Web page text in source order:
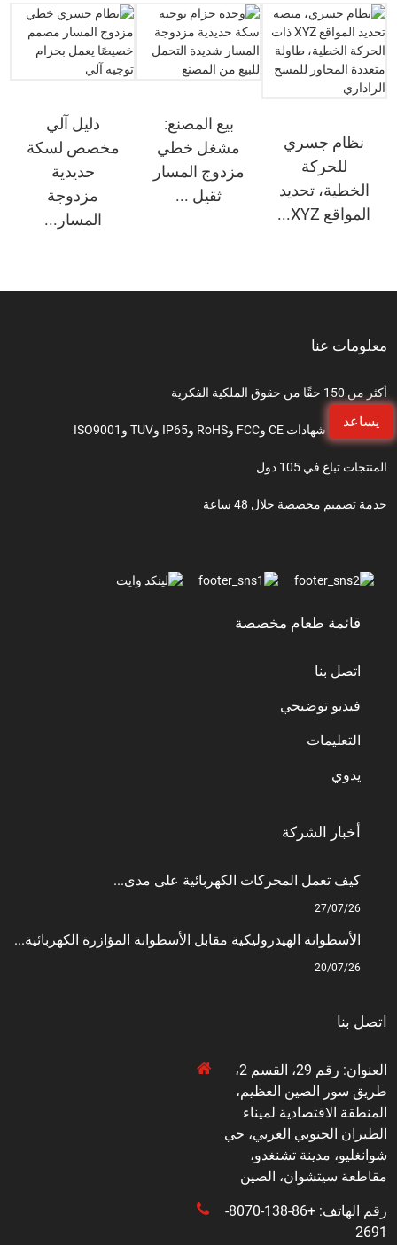
يساعد
نظام جسري
للحركة
الخطية، تحديد
المواقع XYZ...
بيع المصنع:
مشغل خطي
مزدوج المسار
ثقيل ...
دليل آلي
مخصص لسكة
حديدية
مزدوجة
المسار...
معلومات عنا
أكثر من 150 حقًا من حقوق الملكية الفكرية
حاصلة على شهادات CE وFCC وRoHS وIP65 وTUV وISO9001
المنتجات تباع في 105 دول
خدمة تصميم مخصصة خلال 48 ساعة
قائمة طعام مخصصة
اتصل بنا
فيديو توضيحي
التعليمات
يدوي
أخبار الشركة
كيف تعمل المحركات الكهربائية على مدى...
27/07/26
الأسطوانة الهيدروليكية مقابل الأسطوانة المؤازرة الكهربائية...
20/07/26
اتصل بنا
العنوان: رقم 29، القسم 2،
طريق سور الصين العظيم،
المنطقة الاقتصادية لميناء
الطيران الجنوبي الغربي، حي
شوانغليو، مدينة تشنغدو،
مقاطعة سيتشوان، الصين
رقم الهاتف: +86-138-8070-
2691